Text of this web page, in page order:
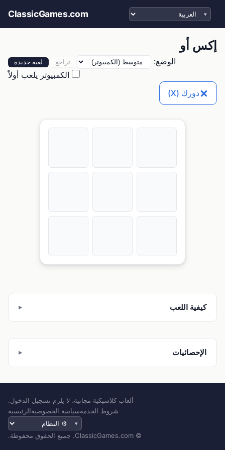
ClassicGames.com اختر اللغة
إكس أو
لعبة جديدة تراجع
الوضع:
الكمبيوتر يلعب أولاً
دورك (X)
كيفية اللعب
الإحصائيات
ألعاب كلاسيكية مجانية، لا يلزم تسجيل الدخول.
الرئيسيةسياسة الخصوصيةشروط الخدمة
المظهر
© ClassicGames.com. جميع الحقوق محفوظة.